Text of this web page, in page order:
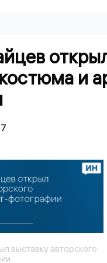
и
выставку авторского